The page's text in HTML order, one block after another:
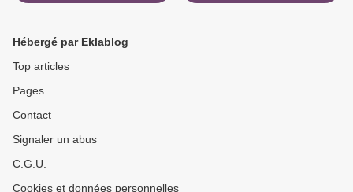
Hébergé par Eklablog
Top articles
Pages
Contact
Signaler un abus
C.G.U.
Cookies et données personnelles